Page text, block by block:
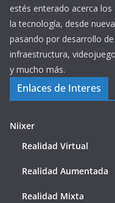
estés enterado acerca
la tecnología, desde
pasando por desarrollo
infraestructura,
y mucho más.
Enlaces de Interes
Niixer
Realidad Virtual
Realidad Aumentada
Realidad Mixta